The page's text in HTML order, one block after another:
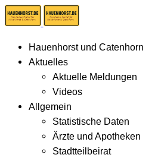
Hauenhorst und Catenhorn
Aktuelles
Aktuelle Meldungen
Videos
Allgemein
Statistische Daten
Ärzte und Apotheken
Stadtteilbeirat